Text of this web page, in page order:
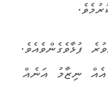
ފުޅާވެގެންވެއެވެ.
ނިޒާމު އަނެއް